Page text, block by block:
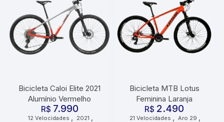
Bicicleta Caloi Elite 2021
Alumínio Vermelho
R$ 7.990
12 Velocidades 2021
Bicicleta MTB Lotus
Feminina Laranja
R$ 2.490
21 Velocidades Aro 29